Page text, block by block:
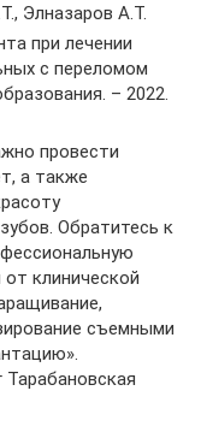
Элназаров А.Т.
при лечении
с переломом
– 2022.
провести
а также
Обратитесь к
от клинической
съемными